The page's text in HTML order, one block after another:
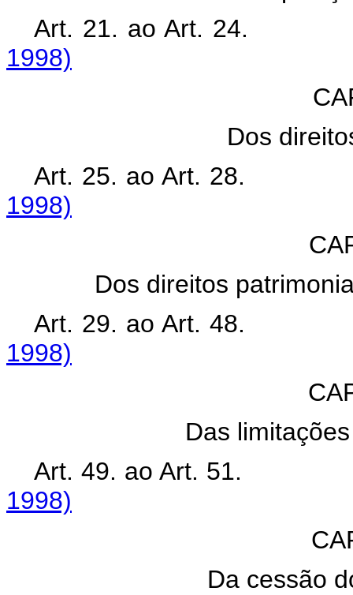
Art. 21. ao Art.
1998)
Dos
Art. 25. ao Art.
1998)
Dos direitos
Art. 29. ao Art.
1998)
Das
Art. 49. ao Art.
1998)
Da cessão